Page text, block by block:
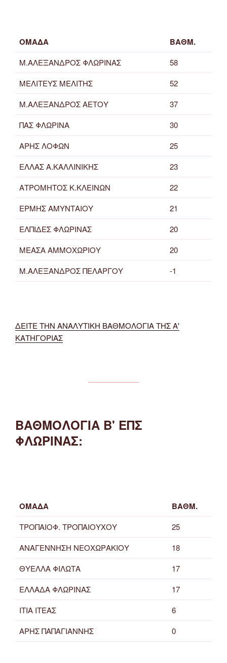
ΟΜΑΔΑ ΒΑΘΜ.
Μ.ΑΛΕΞΑΝΔΡΟΣ ΦΛΩΡΙΝΑΣ
58
ΜΕΛΙΤΕΥΣ ΜΕΛΙΤΗΣ
52
Μ.ΑΛΕΞΑΝΔΡΟΣ ΑΕΤΟΥ
37
ΠΑΣ ΦΛΩΡΙΝΑ
30
ΑΡΗΣ ΛΟΦΩΝ
25
ΕΛΛΑΣ Α.ΚΑΛΛΙΝΙΚΗΣ
23
ΑΤΡΟΜΗΤΟΣ Κ.ΚΛΕΙΝΩΝ
22
ΕΡΜΗΣ ΑΜΥΝΤΑΙΟΥ
21
ΕΛΠΙΔΕΣ ΦΛΩΡΙΝΑΣ
20
ΜΕΑΣΑ ΑΜΜΟΧΩΡΙΟΥ
20
Μ.ΑΛΕΞΑΝΔΡΟΣ ΠΕΛΑΡΓΟΥ
-1
ΔΕΙΤΕ ΤΗΝ ΑΝΑΛΥΤΙΚΗ ΒΑΘΜΟΛΟΓΙΑ ΤΗΣ Α'
ΚΑΤΗΓΟΡΙΑΣ
ΒΑΘΜΟΛΟΓΙΑ Β' ΕΠΣ
ΦΛΩΡΙΝΑΣ:
ΟΜΑΔΑ ΒΑΘΜ.
ΤΡΟΠΑΙΟΦ. ΤΡΟΠΑΙΟΥΧΟΥ
25
ΑΝΑΓΕΝΝΗΣΗ ΝΕΟΧΩΡΑΚΙΟΥ
18
ΘΥΕΛΛΑ ΦΙΛΩΤΑ
17
ΕΛΛΑΔΑ ΦΛΩΡΙΝΑΣ
17
ΙΤΙΑ ΙΤΕΑΣ
6
ΑΡΗΣ ΠΑΠΑΓΙΑΝΝΗΣ
0